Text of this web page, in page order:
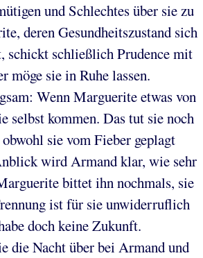
und Schlechtes über sie zu
deren Gesundheitszustand sich
schickt schließlich Prudence mit
möge sie in Ruhe lassen.
Wenn Marguerite etwas von
selbst kommen. Das tut sie noch
sie vom Fieber geplagt
wird Armand klar, wie sehr
bittet ihn nochmals, sie
ist für sie unwiderruflich
doch keine Zukunft.
die Nacht über bei Armand und